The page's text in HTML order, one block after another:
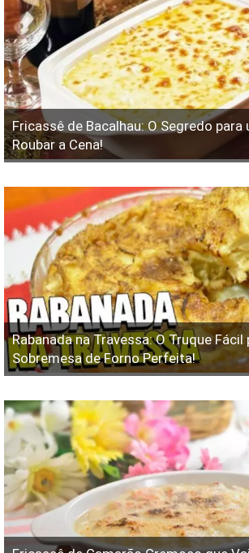
Fricassê de Bacalhau: O Segredo
Roubar a Cena!
Rabanada na Travessa: O Truque Fácil
Sobremesa de Forno Perfeita!